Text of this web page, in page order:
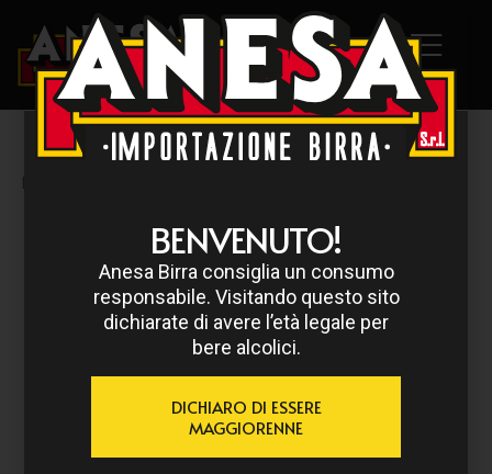
BENVENUTO!
Anesa Birra consiglia un consumo
responsabile. Visitando questo sito
dichiarate di avere l’età legale per
bere alcolici.
DICHIARO DI ESSERE
MAGGIORENNE